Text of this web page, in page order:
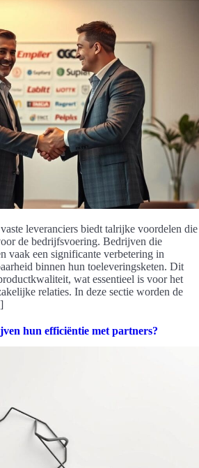
leveranciers biedt talrijke voordelen die
de bedrijfsvoering. Bedrijven die
vaak een significante verbetering in
binnen hun toeleveringsketen. Dit
wat essentieel is voor het
relaties. In deze sectie worden de
hun efficiëntie met partners?